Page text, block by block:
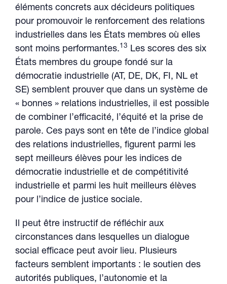
éléments concrets aux décideurs politiques
pour promouvoir le renforcement des relations
industrielles dans les États membres où elles
sont moins performantes.13 Les scores des six
États membres du groupe fondé sur la
démocratie industrielle (AT, DE, DK, FI, NL et
SE) semblent prouver que dans un système de
« bonnes » relations industrielles, il est possible
de combiner l’efficacité, l’équité et la prise de
parole. Ces pays sont en tête de l’indice global
des relations industrielles, figurent parmi les
sept meilleurs élèves pour les indices de
démocratie industrielle et de compétitivité
industrielle et parmi les huit meilleurs élèves
pour l’indice de justice sociale.
Il peut être instructif de réfléchir aux
circonstances dans lesquelles un dialogue
social efficace peut avoir lieu. Plusieurs
facteurs semblent importants : le soutien des
autorités publiques, l’autonomie et la